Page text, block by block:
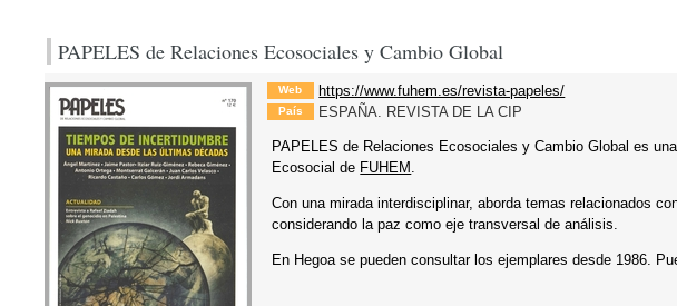
PAPELES de Relaciones Ecosociales y Cambio Global
Web https://www.fuhem.es/revista-papeles/
País ESPAÑA. REVISTA DE LA CIP
PAPELES de Relaciones Ecosociales y Cambio Global es
Ecosocial de FUHEM .
Con una mirada interdisciplinar, aborda temas relacionados
considerando la paz como eje transversal de análisis.
En Hegoa se pueden consultar los ejemplares desde 1986.